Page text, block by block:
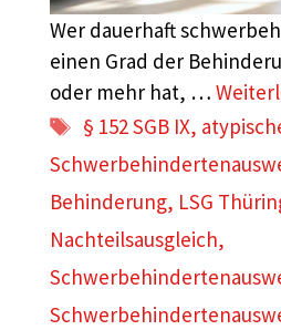
Wer dauerhaft
einen Grad der
oder mehr hat, …
Schlagwörter
§ 152 SGB IX,
Behinderung, LSG
Nachteilsausgleich,